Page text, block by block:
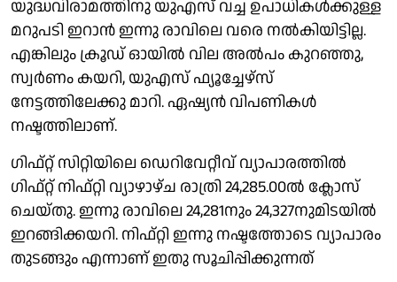
യുദ്ധവിരാമത്തിനു യുഎസ് വച്ച ഉപാധികള്‍ക്കുള്ള
മറുപടി ഇറാന്‍ ഇന്നു രാവിലെ വരെ നല്‍കിയിട്ടില്ല.
എങ്കിലും ക്രൂഡ് ഓയില്‍ വില അല്‍പം കുറഞ്ഞു,
സ്വര്‍ണം കയറി, യുഎസ് ഫ്യൂച്ചേഴ്സ്
നേട്ടത്തിലേക്കു മാറി. ഏഷ്യന്‍ വിപണികള്‍
നഷ്ടത്തിലാണ്.
ഗിഫ്റ്റ് സിറ്റിയിലെ ഡെറിവേറ്റീവ് വ്യാപാരത്തില്‍
ഗിഫ്റ്റ് നിഫ്റ്റി വ്യാഴാഴ്ച രാത്രി 24,285.00ല്‍ ക്ലോസ്
ചെയ്തു. ഇന്നു രാവിലെ 24,281നും 24,327നുമിടയില്‍
ഇറങ്ങിക്കയറി. നിഫ്റ്റി ഇന്നു നഷ്ടത്തോടെ വ്യാപാരം
തുടങ്ങും എന്നാണ് ഇതു സൂചിപ്പിക്കുന്നത്